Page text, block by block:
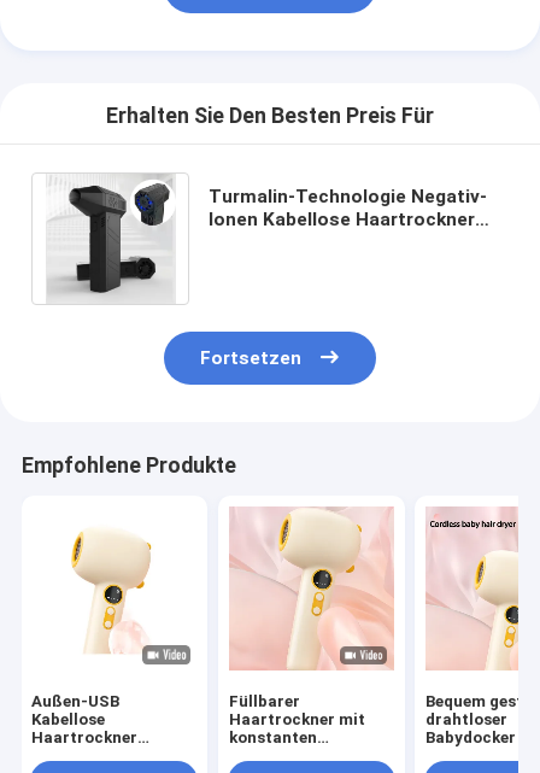
Erhalten Sie Den Besten Preis Für
Turmalin-Technologie Negativ-
Ionen Kabellose Haartrockner
Fortsetzen
Empfohlene Produkte
Außen-USB
Kabellose
Haartrockner
Füllbarer
Haartrockner mit
konstanten
Bequem
drahtloser
Babydocker